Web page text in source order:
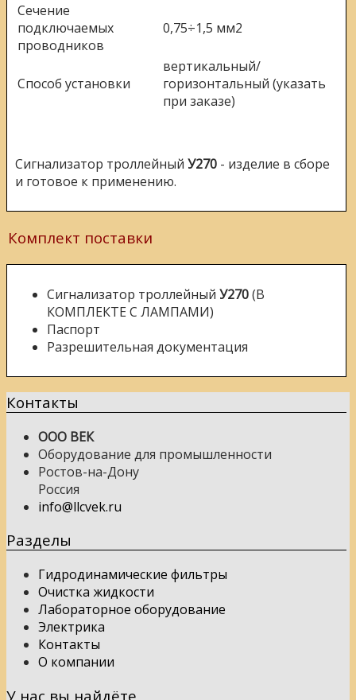
Сечение
подключаемых
проводников
0,75÷1,5 мм2
Способ установки
вертикальный/
горизонтальный (указать
при заказе)
Сигнализатор троллейный У270 - изделие в сборе
и готовое к применению.
Комплект поставки
Сигнализатор троллейный У270(В
КОМПЛЕКТЕ С ЛАМПАМИ)
Паспорт
Разрешительная документация
Контакты
ООО ВЕК
Оборудование для промышленности
Ростов-на-Дону
Россия
info@llcvek.ru
Разделы
Гидродинамические фильтры
Очистка жидкости
Лабораторное оборудование
Электрика
Контакты
О компании
У нас вы найдёте